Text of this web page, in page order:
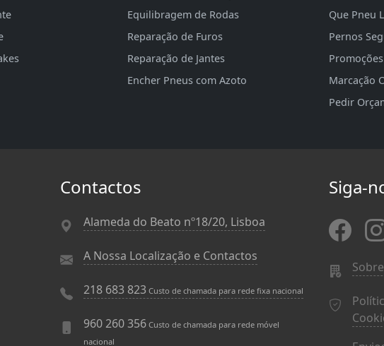
Equilibragem de Rodas
Reparação de Furos
Reparação de Jantes
Encher Pneus com Azoto
Que Pneu
Pernos
Marcação
Pedir
Contactos
Alameda do Beato nº18/20, Lisboa
A Nossa Localização e Contactos
218 683 823 Custo de chamada para rede fixa nacional
960 260 356 Custo de chamada para rede móvel
nacional
Siga-